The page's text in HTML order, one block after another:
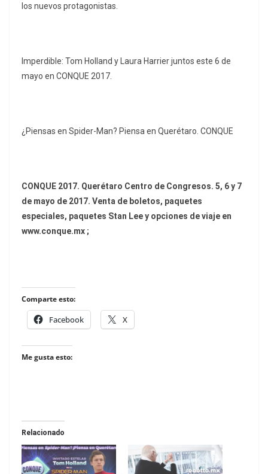
los nuevos protagonistas.
Imperdible: Tom Holland y Laura Harrier juntos este 6 de
mayo en CONQUE 2017.
¿Piensas en Spider-Man? Piensa en Querétaro. CONQUE
CONQUE 2017. Querétaro Centro de Congresos. 5, 6 y 7
de mayo de 2017. Venta de boletos, paquetes
especiales, paquetes Stan Lee y opciones de viaje en
www.conque.mx ;
Comparte esto:
Facebook X
Me gusta esto:
Relacionado